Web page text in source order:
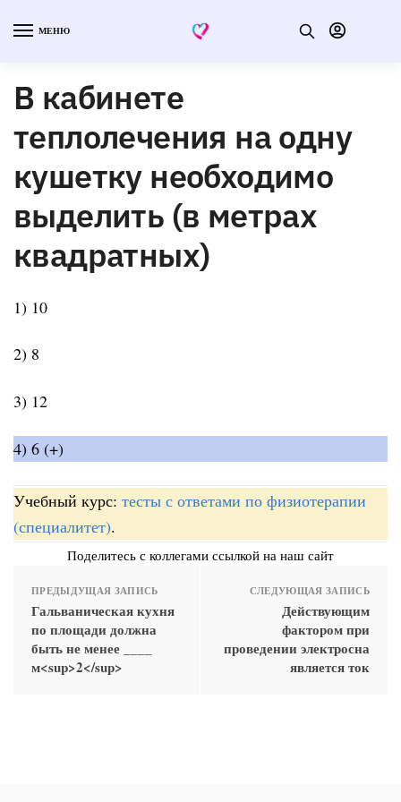
МЕНЮ
В кабинете
теплолечения на одну
кушетку необходимо
выделить (в метрах
квадратных)
1) 10
2) 8
3) 12
4) 6 (+)
Учебный курс: тесты с ответами по физиотерапии
(специалитет).
Поделитесь с коллегами ссылкой на наш сайт
ПРЕДЫДУЩАЯ ЗАПИСЬ
Гальваническая кухня
по площади должна
быть не менее ____
м<sup>2</sup>
СЛЕДУЮЩАЯ ЗАПИСЬ
Действующим
фактором при
проведении электросна
является ток